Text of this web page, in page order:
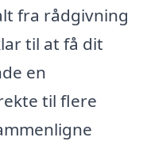
fra rådgivning
til at få dit
en
til flere